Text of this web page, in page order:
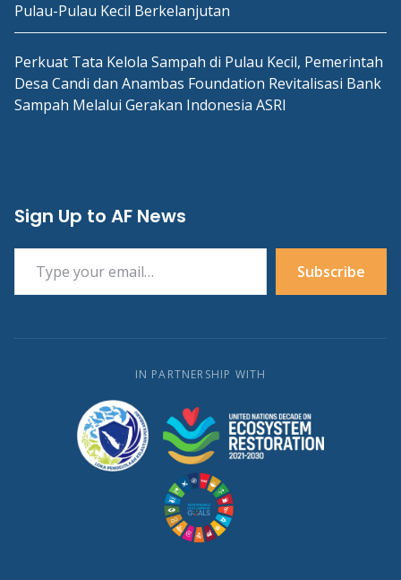
Pulau-Pulau Kecil Berkelanjutan
Perkuat Tata Kelola Sampah di Pulau Kecil, Pemerintah
Desa Candi dan Anambas Foundation Revitalisasi Bank
Sampah Melalui Gerakan Indonesia ASRI
Sign Up to AF News
Type your email…
Subscribe
IN PARTNERSHIP WITH